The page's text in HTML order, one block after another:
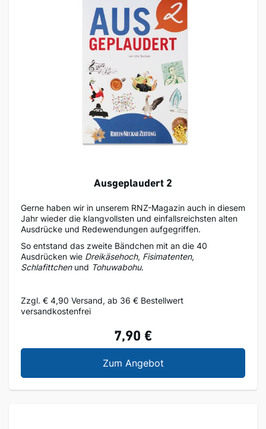
Ausgeplaudert 2
Gerne haben wir in unserem RNZ-Magazin auch in diesem
Jahr wieder die klangvollsten und einfallsreichsten alten
Ausdrücke und Redewendungen aufgegriffen.
So entstand das zweite Bändchen mit an die 40
Ausdrücken wie Dreikäsehoch, Fisimatenten,
Schlafittchenund Tohuwabohu.
Zzgl. € 4,90 Versand, ab 36 € Bestellwert
versandkostenfrei
7,90 €
Zum AngebotAusgeplaudert 2